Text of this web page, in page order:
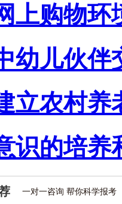
上购物环
幼儿伙伴
立农村养
识的培养
一对一咨询 帮你科学报考